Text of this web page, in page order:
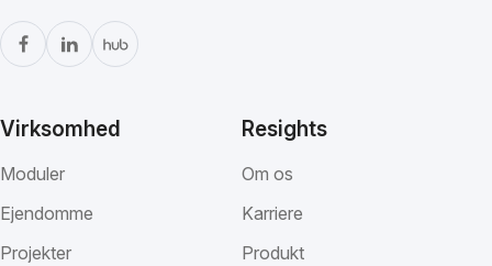
Virksomhed
Moduler
Ejendomme
Projekter
Resights
Om os
Karriere
Produkt